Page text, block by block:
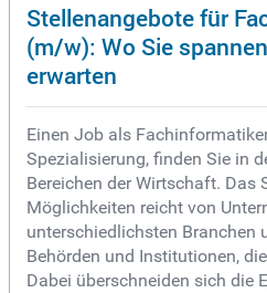
Stellenangebote für
(m/w): Wo Sie
erwarten
Einen Job als
Spezialisierung, finden Sie in
Bereichen der Wirtschaft. Das
Möglichkeiten reicht von
unterschiedlichsten Branchen
Behörden und Institutionen,
Dabei überschneiden sich die